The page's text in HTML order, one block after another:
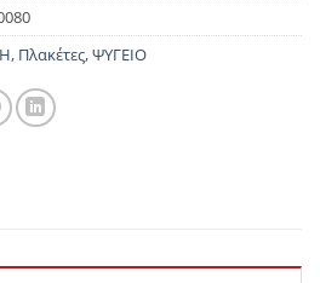
, Πλακέτες,ΨΥΓΕΙΟ